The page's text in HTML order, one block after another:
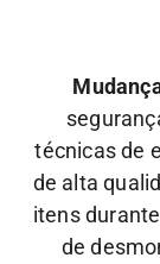
técnicas de
de alta
itens
de